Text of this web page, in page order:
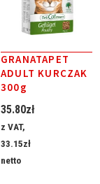
GRANATAPET
ADULT KURCZAK
300g
35.80zł
z VAT,
33.15zł
netto